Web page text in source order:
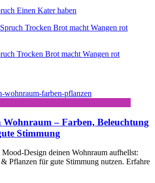
Einen Kater haben
Trocken Brot macht Wangen rot
Wohnraum – Farben, Beleuchtung
Stimmung
Design deinen Wohnraum aufhellst:
Pflanzen für gute Stimmung nutzen. Erfahre